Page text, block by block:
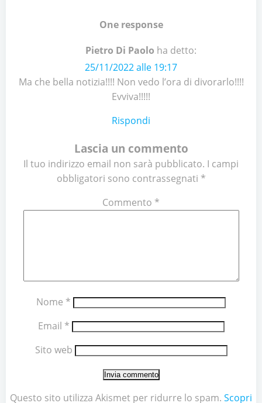
One response
Pietro Di Paolo ha detto:
25/11/2022 alle 19:17
Ma che bella notizia!!!! Non vedo l’ora di divorarlo!!!!
Evviva!!!!!
Rispondi
Lascia un commento
Il tuo indirizzo email non sarà pubblicato. I campi
obbligatori sono contrassegnati *
Commento *
Nome *
Email *
Sito web
Questo sito utilizza Akismet per ridurre lo spam. Scopri